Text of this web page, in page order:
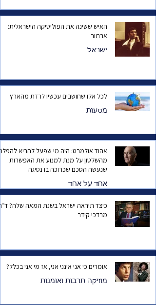
האיש ששינה את הפוליטיקה הישראלית:
ארתור
ישראל
לכל אלו שחושבים עכשיו לרדת מהארץ
מסעות
אהוד אולמרט: היה מי שפעל להביא
מהשלטון על מנת למנוע את האפשרות
שנעשה הסכם שכרוכה בו נסיגה
אחד על אחד
כיצד תיראה ישראל בשנת המאה
מרדכי קידר
אומרים כי אני אינני אני, אז מי אני בכלל?
מוזיקה תרבות ואומנות